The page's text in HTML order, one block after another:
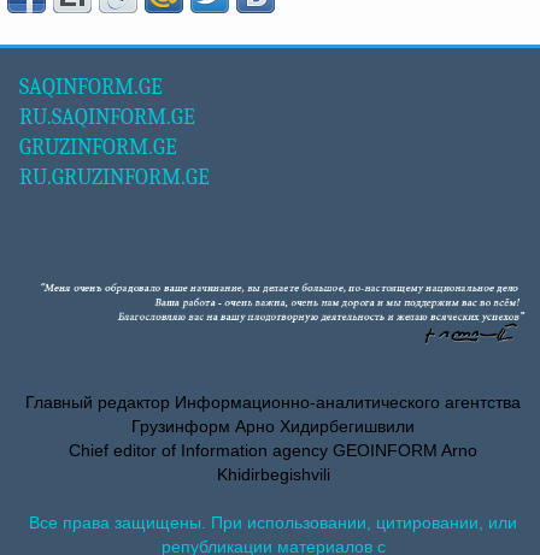
SAQINFORM.GE
RU.SAQINFORM.GE
GRUZINFORM.GE
RU.GRUZINFORM.GE
Главный редактор Информационно-аналитического агентства
Грузинформ Арно Хидирбегишвили
Chief editor of Information agency GEOINFORM Arno
Khidirbegishvili
Все права защищены. При использовании, цитировании, или
републикации материалов с